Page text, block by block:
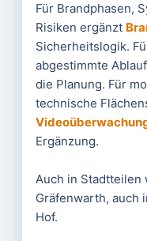
Für Brandphasen,
Risiken ergänzt
Sicherheitslogik.
abgestimmte
die Planung. Für
technische
Ergänzung.
Auch in Stadtteilen
Gräfenwarth, auch
Hof.